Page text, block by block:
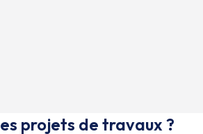
projets de travaux ?